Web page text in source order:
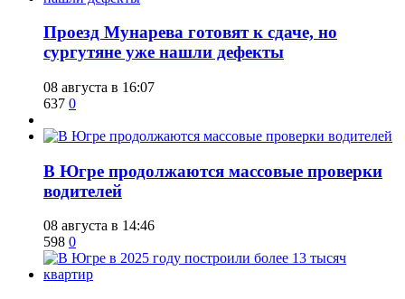
​Проезд Мунарева готовят к сдаче, но
сургутяне уже нашли дефекты
08 августа в 16:07
637 0
​В Югре продолжаются массовые проверки
водителей
08 августа в 14:46
598 0